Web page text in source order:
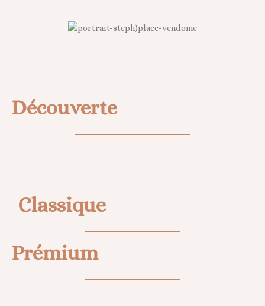
Découverte
Classique
Prémium